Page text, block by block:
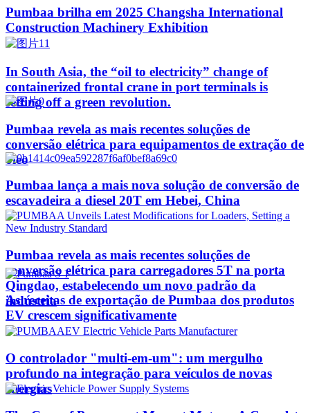
Pumbaa brilha em 2025 Changsha International
Construction Machinery Exhibition
In South Asia, the “oil to electricity” change of
containerized frontal crane in port terminals is
setting off a green revolution.
Pumbaa revela as mais recentes soluções de
conversão elétrica para equipamentos de extração de
óleo
Pumbaa lança a mais nova solução de conversão de
escavadeira a diesel 20T em Hebei, China
Pumbaa revela as mais recentes soluções de
conversão elétrica para carregadores 5T na porta
Qingdao, estabelecendo um novo padrão da
indústria
As receitas de exportação de Pumbaa dos produtos
EV crescem significativamente
O controlador "multi-em-um": um mergulho
profundo na integração para veículos de novas
energias